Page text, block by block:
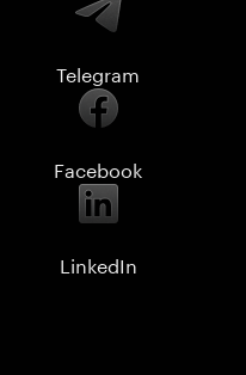
Telegram
Facebook
LinkedIn